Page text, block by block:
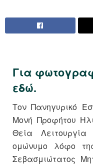
Για
εδώ.
Τον Πανηγυρικό
Μονή Προφήτου
Θεία
ομώνυμο λόφο
Σεβασμιώτατος